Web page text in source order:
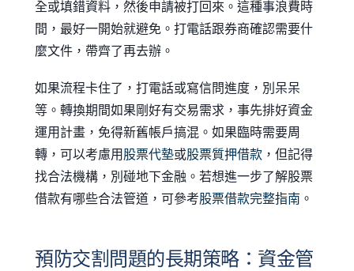
全或填錯資料，然後申請被打回來。這種事浪費時
間，最好一開始就避免。打電話跟券商確認需要什
麼文件，帶齊了再去辦。
如果流程卡住了，打電話或寫信問進度，別呆呆
等。轉換期間如果剛好有交易需求，事先排好資金
運用計畫，免得新舊帳戶搞混。如果臨時需要周
轉，可以考慮用股票代墊或股票質押借款 ，但記得
找合法機構，別碰地下金融。若想進一步了解股票
借款有哪些合法管道，可參考股票借款完整指南 。
預防交割問題的長期策略：資金管